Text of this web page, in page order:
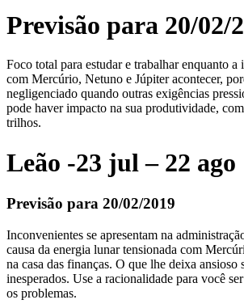
Previsão para 20/02/
Foco total para estudar e trabalhar enquanto a
com Mercúrio, Netuno e Júpiter acontecer,
negligenciado quando outras exigências
pode haver impacto na sua produtividade,
trilhos.
Leão -23 jul – 22 ago
Previsão para 20/02/2019
Inconvenientes se apresentam na
causa da energia lunar tensionada com
na casa das finanças. O que lhe deixa ansioso
inesperados. Use a racionalidade para você
os problemas.